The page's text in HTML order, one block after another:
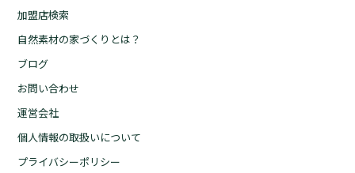
加盟店検索
自然素材の家づくりとは？
ブログ
お問い合わせ
運営会社
個人情報の取扱いについて
プライバシーポリシー